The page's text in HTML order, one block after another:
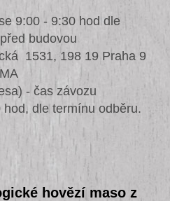
9:00 - 9:30 hod dle
budovou
1531, 198 19 Praha 9
- čas závozu
dle termínu odběru.
hovězí maso z